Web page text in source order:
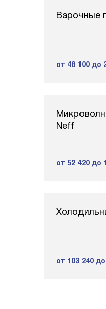
Варочные
от 48 100 до
Neff
от 52 420 до
от 103 240 до